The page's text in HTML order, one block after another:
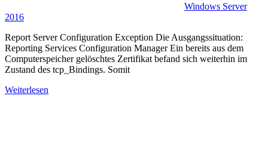
Windows Server
2016
Report Server Configuration Exception Die Ausgangssituation:
Reporting Services Configuration Manager Ein bereits aus dem
Computerspeicher gelöschtes Zertifikat befand sich weiterhin im
Zustand des tcp_Bindings. Somit
Weiterlesen